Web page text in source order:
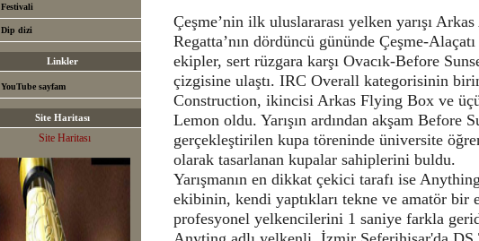
Festivali
Dip dizi
Linkler
YouTube sayfam
Site Haritası
Site Haritası
Çeşme’nin ilk uluslararası yelken yarışı
Regatta’nın dördüncü gününde Çeşme-Alaçatı
ekipler, sert rüzgara karşı Ovacık-Before
çizgisine ulaştı. IRC Overall kategorisinin
Construction, ikincisi Arkas Flying Box ve
Lemon oldu. Yarışın ardından akşam Before
gerçekleştirilen kupa töreninde üniversite
olarak tasarlanan kupalar sahiplerini buldu.
Yarışmanın en dikkat çekici tarafı ise
ekibinin, kendi yaptıkları tekne ve amatör bir
profesyonel yelkencilerini 1 saniye farkla